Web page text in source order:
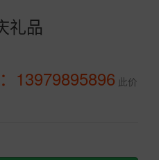
礼品
13979895896 此价